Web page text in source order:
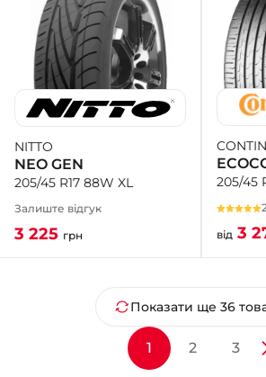
NITTO
NEO GEN
205/45 R17 88W XL
Залиште відгук
3 225 грн
205/45
від 3
Показати ще 36
1 2 3